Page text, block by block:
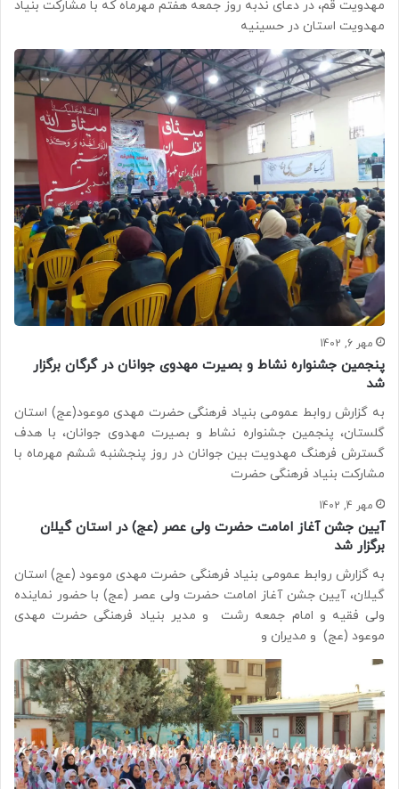
مهدویت قم، در دعای ندبه روز جمعه هفتم مهرماه که با مشارکت بنیاد
مهدویت استان در حسینیه
مهر 6, 1402
پنجمین جشنواره نشاط و بصیرت مهدوی جوانان در گرگان برگزار
شد
به گزارش روابط عمومی بنیاد فرهنگی حضرت مهدی موعود(عج) استان
گلستان، پنجمین جشنواره نشاط و بصیرت مهدوی جوانان، با هدف
گسترش فرهنگ مهدویت بین جوانان در روز پنجشنبه ششم مهرماه با
مشارکت بنیاد فرهنگی حضرت
مهر 4, 1402
آیین جشن آغاز امامت حضرت ولی عصر (عج) در استان گیلان
برگزار شد
به گزارش روابط عمومی بنیاد فرهنگی حضرت مهدی موعود (عج) استان
گیلان، آیین جشن آغاز امامت حضرت ولی عصر (عج) با حضور نماینده
ولی فقیه و امام جمعه رشت و مدیر بنیاد فرهنگی حضرت مهدی
موعود (عج) و مدیران و